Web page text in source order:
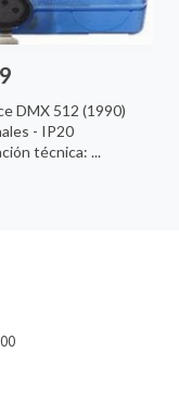
DMX 512 (1990)
- IP20
técnica: ...